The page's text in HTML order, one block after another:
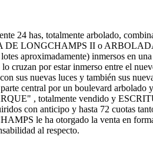
24 has, totalmente arbolado,
LONGCHAMPS II o
aproximadamente) inmersos en una
cruzan por estar inmerso entre el
sus nuevas luces y también sus
parte central por un boulevard
, totalmente vendido y
con anticipo y hasta 72 cuotas
le ha otorgado la venta en
al respecto.